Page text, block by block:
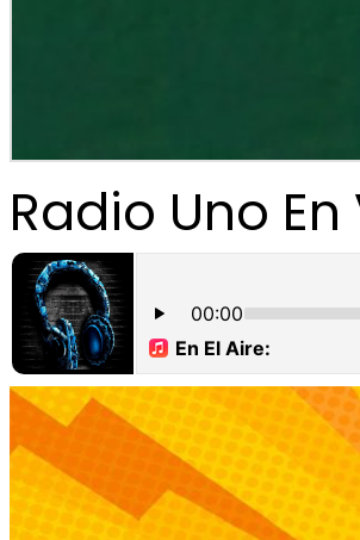
Radio Uno En